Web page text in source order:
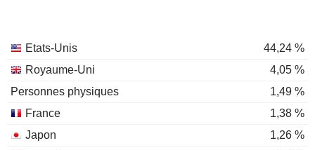
Etats-Unis
44,24 %
Royaume-Uni
4,05 %
Personnes physiques
1,49 %
France
1,38 %
Japon
1,26 %